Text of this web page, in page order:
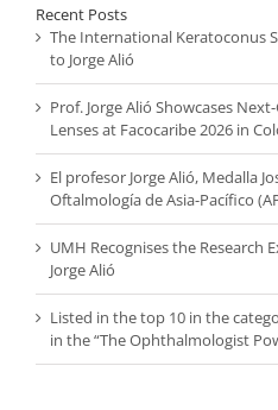
Recent Posts
The International Keratoconus
to Jorge Alió
Prof. Jorge Alió Showcases
Lenses at Facocaribe 2026 in
El profesor Jorge Alió, Medalla
Oftalmología de Asia-Pacífico
UMH Recognises the Research
Jorge Alió
Listed in the top 10 in the
in the “The Ophthalmologist